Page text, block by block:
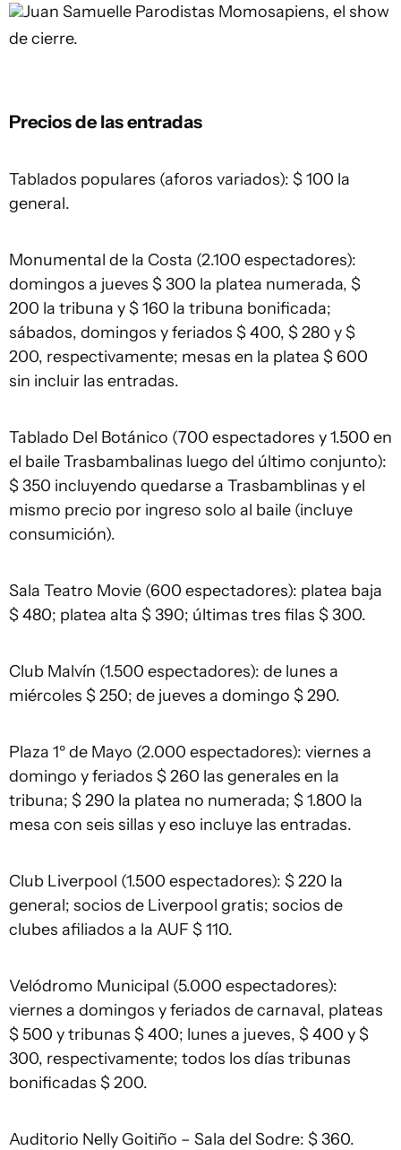
Juan Samuelle Parodistas Momosapiens, el show
de cierre.
Precios de las entradas
Tablados populares (aforos variados): $ 100 la
general.
Monumental de la Costa (2.100 espectadores):
domingos a jueves $ 300 la platea numerada, $
200 la tribuna y $ 160 la tribuna bonificada;
sábados, domingos y feriados $ 400, $ 280 y $
200, respectivamente; mesas en la platea $ 600
sin incluir las entradas.
Tablado Del Botánico (700 espectadores y 1.500 en
el baile Trasbambalinas luego del último conjunto):
$ 350 incluyendo quedarse a Trasbamblinas y el
mismo precio por ingreso solo al baile (incluye
consumición).
Sala Teatro Movie (600 espectadores): platea baja
$ 480; platea alta $ 390; últimas tres filas $ 300.
Club Malvín (1.500 espectadores): de lunes a
miércoles $ 250; de jueves a domingo $ 290.
Plaza 1º de Mayo (2.000 espectadores): viernes a
domingo y feriados $ 260 las generales en la
tribuna; $ 290 la platea no numerada; $ 1.800 la
mesa con seis sillas y eso incluye las entradas.
Club Liverpool (1.500 espectadores): $ 220 la
general; socios de Liverpool gratis; socios de
clubes afiliados a la AUF $ 110.
Velódromo Municipal (5.000 espectadores):
viernes a domingos y feriados de carnaval, plateas
$ 500 y tribunas $ 400; lunes a jueves, $ 400 y $
300, respectivamente; todos los días tribunas
bonificadas $ 200.
Auditorio Nelly Goitiño – Sala del Sodre: $ 360.